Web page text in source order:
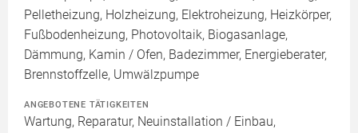
Pelletheizung, Holzheizung, Elektroheizung, Heizkörper,
Fußbodenheizung, Photovoltaik, Biogasanlage,
Dämmung, Kamin / Ofen, Badezimmer, Energieberater,
Brennstoffzelle, Umwälzpumpe
ANGEBOTENE TÄTIGKEITEN
Wartung, Reparatur, Neuinstallation / Einbau,